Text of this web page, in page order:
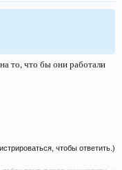
то, что бы они работали
чтобы ответить.)